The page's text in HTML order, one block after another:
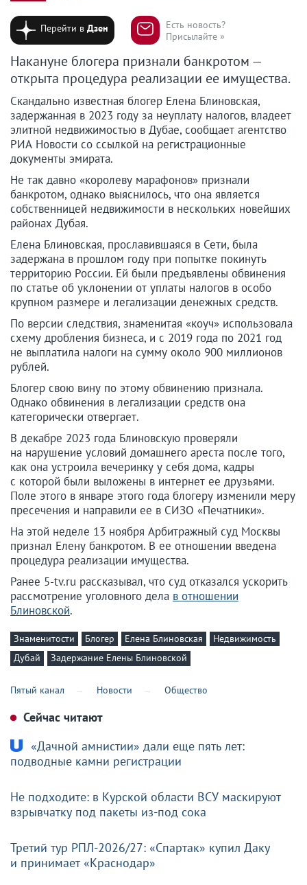
Перейти вДзен
Есть новость?
Присылайте »
Накануне блогера признали банкротом —
открыта процедура реализации ее имущества.
Скандально известная блогер Елена Блиновская,
задержанная в 2023 году за неуплату налогов, владеет
элитной недвижимостью в Дубае, сообщает агентство
РИА Новости со ссылкой на регистрационные
документы эмирата.
Не так давно «королеву марафонов» признали
банкротом, однако выяснилось, что она является
собственницей недвижимости в нескольких новейших
районах Дубая.
Елена Блиновская, прославившаяся в Сети, была
задержана в прошлом году при попытке покинуть
территорию России. Ей были предъявлены обвинения
по статье об уклонении от уплаты налогов в особо
крупном размере и легализации денежных средств.
По версии следствия, знаменитая «коуч» использовала
схему дробления бизнеса, и с 2019 года по 2021 год
не выплатила налоги на сумму около 900 миллионов
рублей.
Блогер свою вину по этому обвинению признала.
Однако обвинения в легализации средств она
категорически отвергает.
В декабре 2023 года Блиновскую проверяли
на нарушение условий домашнего ареста после того,
как она устроила вечеринку у себя дома, кадры
с которой были выложены в интернет ее друзьями.
Поле этого в январе этого года блогеру изменили меру
пресечения и направили ее в СИЗО «Печатники».
На этой неделе 13 ноября Арбитражный суд Москвы
признал Елену банкротом. В ее отношении введена
процедура реализации имущества.
Ранее 5-tv.ru рассказывал, что суд отказался ускорить
рассмотрение уголовного дела в отношении
Блиновской.
Знаменитости Блогер Елена Блиновская
Недвижимость
Дубай
Задержание Елены Блиновской
Пятый канал Новости Общество
Сейчас читают
«Дачной амнистии» дали еще пять лет:
подводные камни регистрации
Не подходите: в Курской области ВСУ маскируют
взрывчатку под пакеты из-под сока
Третий тур РПЛ-2026/27: «Спартак» купил Даку
и принимает «Краснодар»